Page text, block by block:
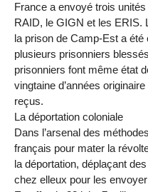
France a envoyé trois
RAID, le GIGN et les ERIS.
la prison de Camp-Est a
plusieurs prisonniers
prisonniers font même état
vingtaine d’années
reçus.
La déportation coloniale
Dans l’arsenal des
français pour mater la
la déportation, déplaçant
chez elleux pour les